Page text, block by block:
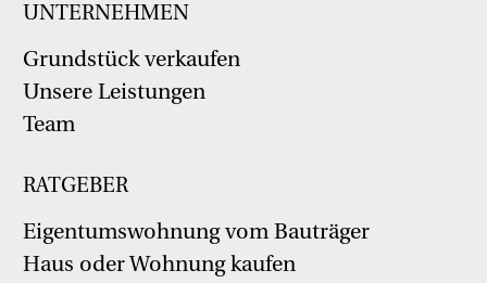
UNTERNEHMEN
Grundstück verkaufen
Unsere Leistungen
Team
RATGEBER
Eigentumswohnung vom Bauträger
Haus oder Wohnung kaufen